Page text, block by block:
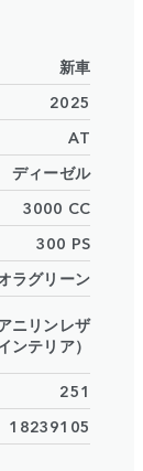
新車
2025
AT
ディーゼル
3000 CC
300 PS
ラグリーン
ニリンレザ
ンテリア）
251
18239105